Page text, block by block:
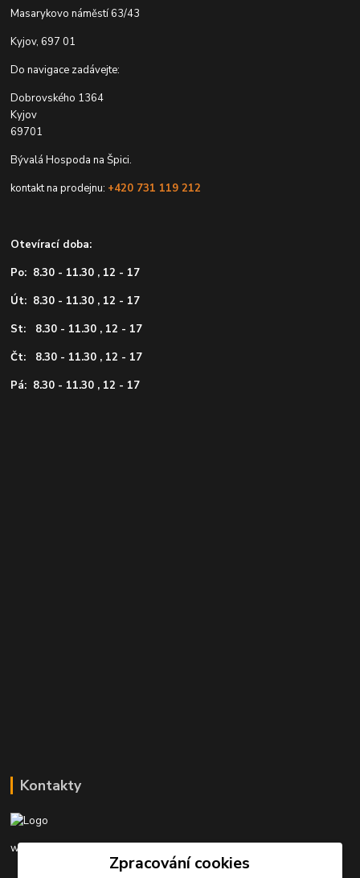
Masarykovo náměstí 63/43
Kyjov, 697 01
Do navigace zadávejte:
Dobrovského 1364
Kyjov
69701
Bývalá Hospoda na Špici.
kontakt na prodejnu: +420 731 119 212
Otevírací doba:
Po: 8.30 - 11.30 , 12 - 17
Út: 8.30 - 11.30 , 12 - 17
St: 8.30 - 11.30 , 12 - 17
Čt: 8.30 - 11.30 , 12 - 17
Pá: 8.30 - 11.30 , 12 - 17
Kontakty
www.rybarinakyjov.cz
Zpracování cookies